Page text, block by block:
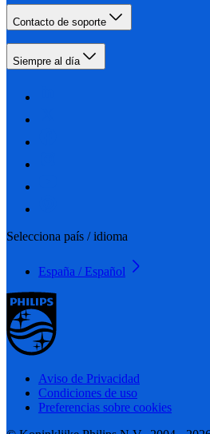
Contacto de soporte
Siempre al día
Selecciona país / idioma
España / Español
Aviso de Privacidad
Condiciones de uso
Preferencias sobre cookies